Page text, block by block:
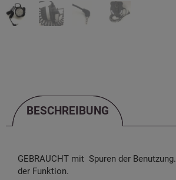
BESCHREIBUNG
GEBRAUCHT mit Spuren der
der Funktion.